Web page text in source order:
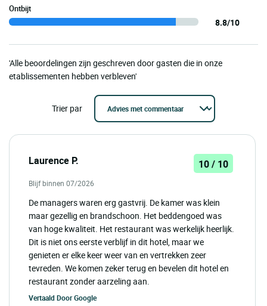
Ontbijt
8.8/10
'Alle beoordelingen zijn geschreven door gasten die in onze
etablissementen hebben verbleven'
Trier par
Laurence P. 10 / 10
Blijf binnen 07/2026
De managers waren erg gastvrij. De kamer was klein
maar gezellig en brandschoon. Het beddengoed was
van hoge kwaliteit. Het restaurant was werkelijk heerlijk.
Dit is niet ons eerste verblijf in dit hotel, maar we
genieten er elke keer weer van en vertrekken zeer
tevreden. We komen zeker terug en bevelen dit hotel en
restaurant zonder aarzeling aan.
Vertaald DoorGoogle